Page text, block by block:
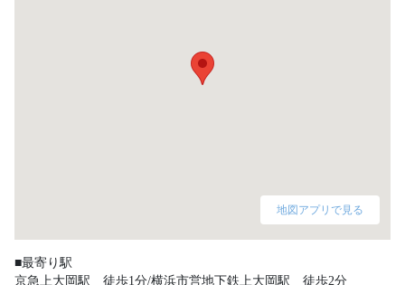
地図アプリで見る
■最寄り駅
京急上大岡駅　徒歩1分/横浜市営地下鉄上大岡駅　徒歩2分